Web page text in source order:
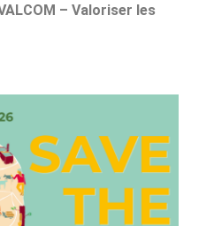
– Valoriser les